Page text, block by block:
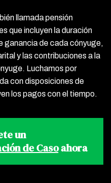
llamada pensión
que incluyen la duración
ganancia de cada cónyuge,
y las contribuciones a la
Luchamos por
con disposiciones de
los pagos con el tiempo.
un
de Casoahora